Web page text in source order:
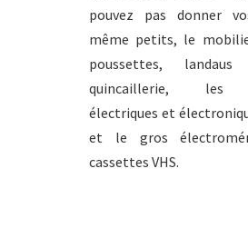
pouvez pas donner
même petits, le
poussettes,
quincaillerie, les
électriques et
et le gros
cassettes VHS.